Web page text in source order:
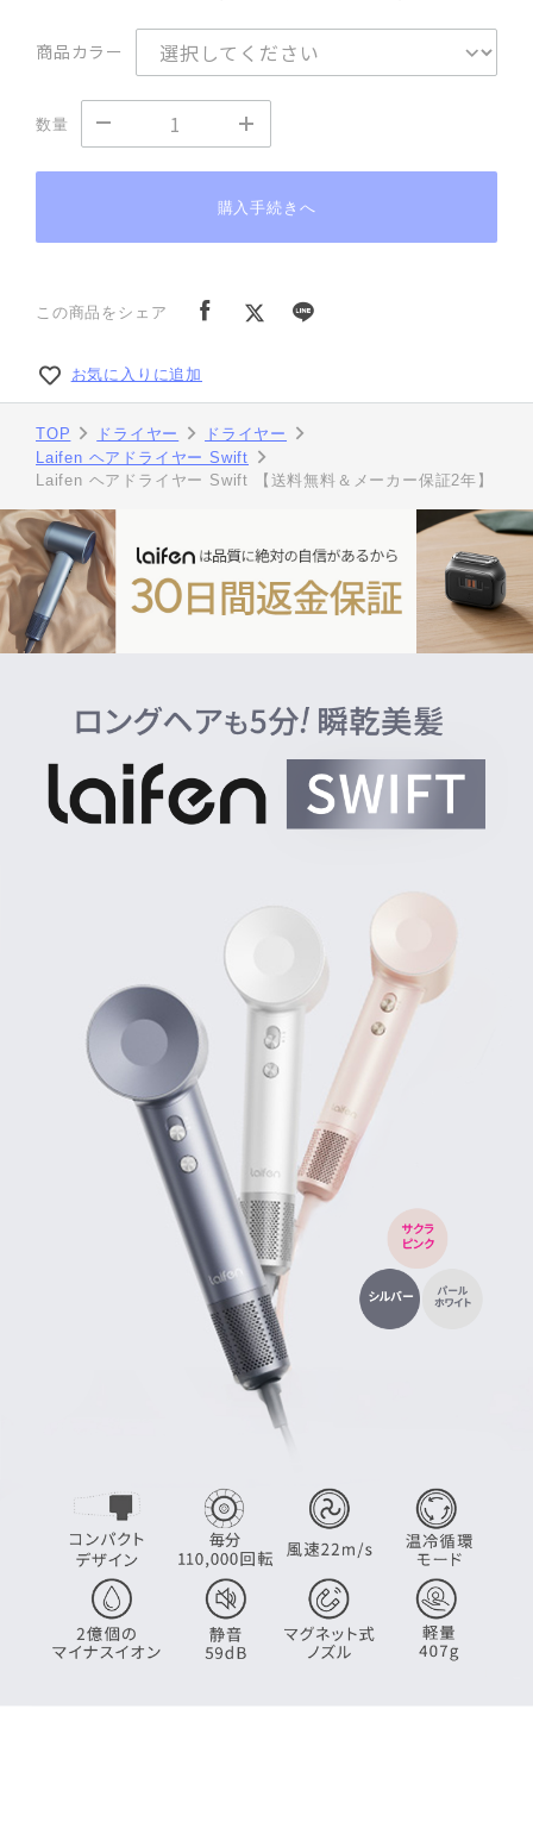
商品カラー
数量
購入手続きへ
この商品をシェア
お気に入りに追加
TOP ドライヤー
ドライヤー
Laifen ヘアドライヤー Swift
Laifen ヘアドライヤー Swift 【送料無料＆メーカー保証2年】
Laifen ヘアドライヤー Swift